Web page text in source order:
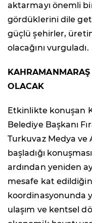
aktarmayı önemli
gördüklerini dile
güçlü şehirler,
olacağını vurguladı.
OLACAK
Etkinlikte konuşan
Belediye Başkanı
Turkuvaz Medya
başladığı
ardından yeniden
mesafe kat
koordinasyonunda
ulaşım ve kentsel